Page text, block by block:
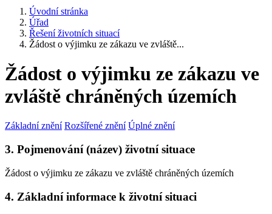
Úvodní stránka
Úřad
Řešení životních situací
Žádost o výjimku ze zákazu ve zvláště...
Žádost o výjimku ze zákazu ve
zvláště chráněných územích
Základní znění Rozšířené znění Úplné znění
3. Pojmenování (název) životní situace
Žádost o výjimku ze zákazu ve zvláště chráněných územích
4. Základní informace k životní situaci